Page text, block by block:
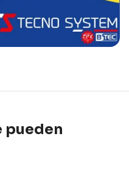
pueden